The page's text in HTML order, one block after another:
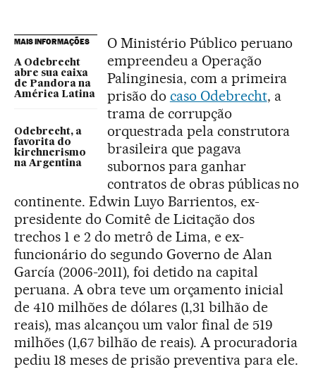
MAIS INFORMAÇÕES
A Odebrecht
abre sua caixa
de Pandora na
América Latina
Odebrecht, a
favorita do
kirchnerismo
na Argentina
O Ministério Público peruano
empreendeu a Operação
Palinginesia, com a primeira
prisão do caso Odebrecht, a
trama de corrupção
orquestrada pela construtora
brasileira que pagava
subornos para ganhar
contratos de obras públicas no
continente. Edwin Luyo Barrientos, ex-
presidente do Comitê de Licitação dos
trechos 1 e 2 do metrô de Lima, e ex-
funcionário do segundo Governo de Alan
García (2006-2011), foi detido na capital
peruana. A obra teve um orçamento inicial
de 410 milhões de dólares (1,31 bilhão de
reais), mas alcançou um valor final de 519
milhões (1,67 bilhão de reais). A procuradoria
pediu 18 meses de prisão preventiva para ele.